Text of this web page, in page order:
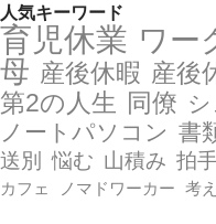
人気キーワード
育児休業 ワー
母 産後休暇 産後
第2の人生 同僚
ノートパソコン 書
送別
悩む 山積み 拍
カフェ
ノマドワーカー 考